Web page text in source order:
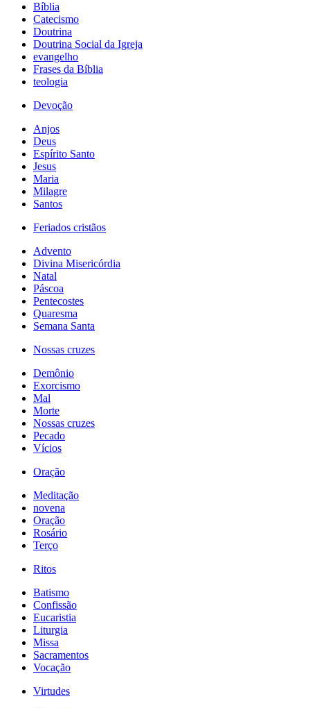
Bíblia
Catecismo
Doutrina
Doutrina Social da Igreja
evangelho
Frases da Bíblia
teologia
Devoção
Anjos
Deus
Espírito Santo
Jesus
Maria
Milagre
Santos
Feriados cristãos
Advento
Divina Misericórdia
Natal
Páscoa
Pentecostes
Quaresma
Semana Santa
Nossas cruzes
Demônio
Exorcismo
Mal
Morte
Nossas cruzes
Pecado
Vícios
Oração
Meditação
novena
Oração
Rosário
Terço
Ritos
Batismo
Confissão
Eucaristia
Liturgia
Missa
Sacramentos
Vocação
Virtudes